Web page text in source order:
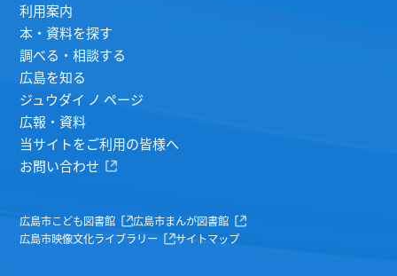
利用案内
本・資料を探す
調べる・相談する
広島を知る
ジュウダイ ノ ページ
広報・資料
当サイトをご利用の皆様へ
お問い合わせ
広島市こども図書館
広島市まんが図書館
広島市映像文化ライブラリー
サイトマップ